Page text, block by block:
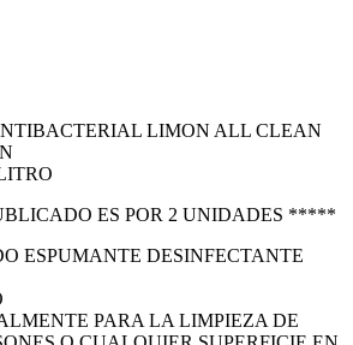
LIMON ALL CLEAN
ES POR 2 UNIDADES *****
ESPUMANTE DESINFECTANTE
PARA LA LIMPIEZA DE